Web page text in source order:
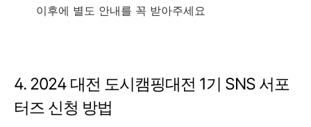
이후에 별도 안내를 꼭 받아주세요
4. 2024 대전 도시캠핑대전 1기 SNS 서포
터즈 신청 방법